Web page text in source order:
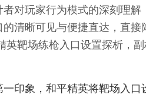
对玩家行为模式的深刻理解
清晰可见与便捷直达，直接
靶场练枪入口设置探析，
印象，和平精英将靶场入口